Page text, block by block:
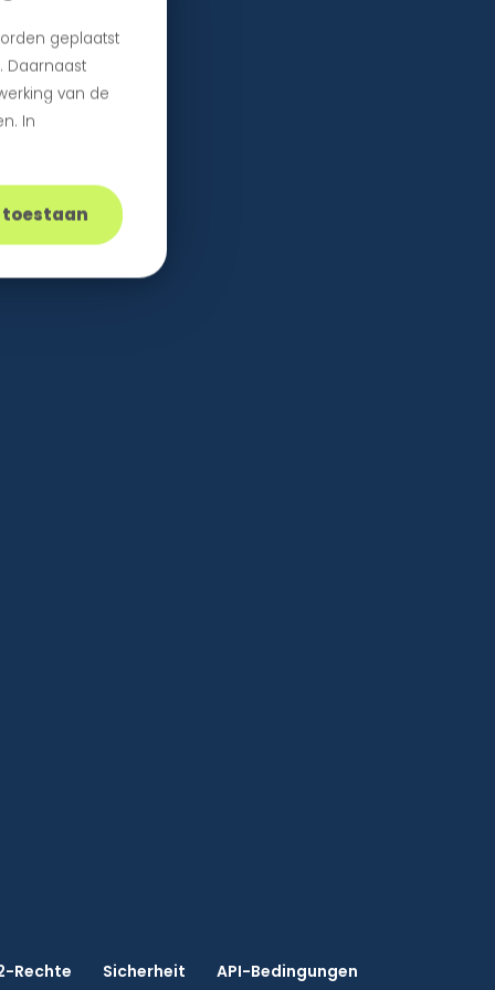
geplaatst
Daarnaast
van de
In
toestaan
Rechte Sicherheit API-Bedingungen